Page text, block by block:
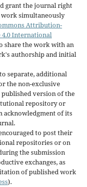
grant the journal right
simultaneously
Attribution-
4.0 International
share the work with an
authorship and initial
separate, additional
the non-exclusive
version of the
repository or
acknowledgment of its
to post their
repositories or on
the submission
exchanges, as
of published work
).